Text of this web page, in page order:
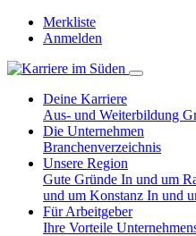
Merkliste
Anmelden
Deine Karriere
Aus- und Weiterbildung
Die Unternehmen
Branchenverzeichnis
Unsere Region
Gute Gründe In und um
und um Konstanz In und
Für Arbeitgeber
Ihre Vorteile